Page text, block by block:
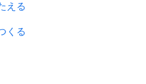
える
くる